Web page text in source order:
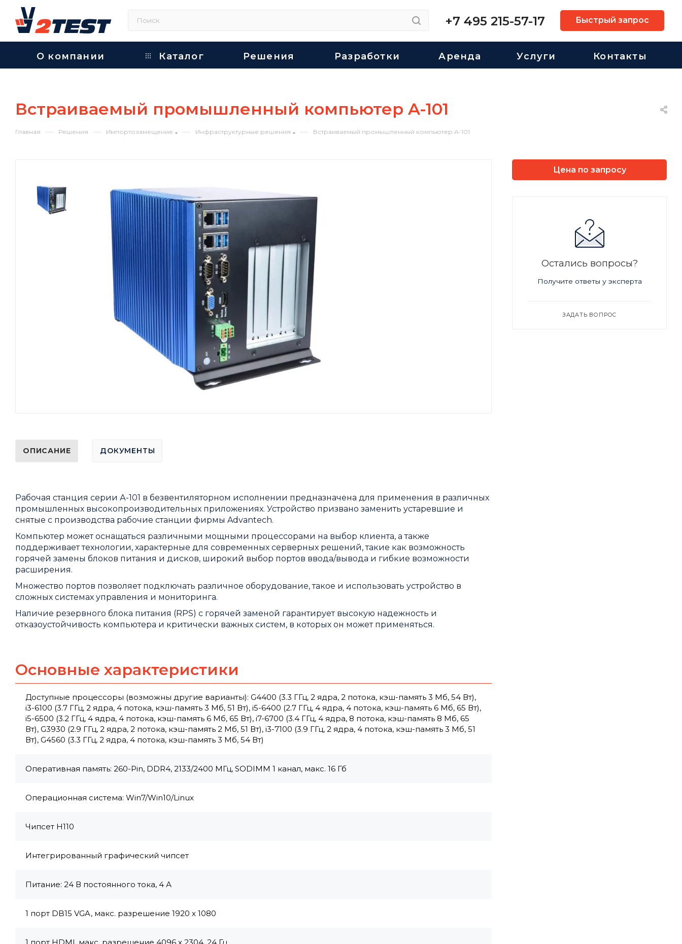
+7 495 215-57-17 Быстрый запрос
О компании Каталог Решения Разработки Аренда Услуги Контакты
Встраиваемый промышленный компьютер A-101
Главная — Решения — Импортозамещение — Инфраструктурные решения — Встраиваемый промышленный компьютер A-101
ОПИСАНИЕ ДОКУМЕНТЫ
Рабочая станция серии А-101 в безвентиляторном исполнении предназначена для применения в различных
промышленных высокопроизводительных приложениях. Устройство призвано заменить устаревшие и
снятые с производства рабочие станции фирмы Advantech.
Компьютер может оснащаться различными мощными процессорами на выбор клиента, а также
поддерживает технологии, характерные для современных серверных решений, такие как возможность
горячей замены блоков питания и дисков, широкий выбор портов ввода/вывода и гибкие возможности
расширения.
Множество портов позволяет подключать различное оборудование, такое и использовать устройство в
сложных системах управления и мониторинга.
Наличие резервного блока питания (RPS) с горячей заменой гарантирует высокую надежность и
отказоустойчивость компьютера и критически важных систем, в которых он может применяться.
Основные характеристики
Доступные процессоры (возможны другие варианты): G4400 (3.3 ГГц, 2 ядра, 2 потока, кэш-память 3 Мб, 54 Вт),
i3-6100 (3.7 ГГц, 2 ядра, 4 потока, кэш-память 3 Мб, 51 Вт), i5-6400 (2.7 ГГц, 4 ядра, 4 потока, кэш-память 6 Мб, 65 Вт),
i5-6500 (3.2 ГГц, 4 ядра, 4 потока, кэш-память 6 Мб, 65 Вт), i7-6700 (3.4 ГГц, 4 ядра, 8 потока, кэш-память 8 Мб, 65
Вт), G3930 (2.9 ГГц, 2 ядра, 2 потока, кэш-память 2 Мб, 51 Вт), i3-7100 (3.9 ГГц, 2 ядра, 4 потока, кэш-память 3 Мб, 51
Вт), G4560 (3.3 ГГц, 2 ядра, 4 потока, кэш-память 3 Мб, 54 Вт)
Оперативная память: 260-Pin, DDR4, 2133/2400 МГц, SODIMM 1 канал, макс. 16 Гб
Операционная система: Win7/Win10/Linux
Чипсет H110
Интегрированный графический чипсет
Питание: 24 В постоянного тока, 4 А
1 порт DB15 VGA, макс. разрешение 1920 х 1080
Цена по запросу
Остались вопросы?
Получите ответы у эксперта
ЗАДАТЬ ВОПРОС